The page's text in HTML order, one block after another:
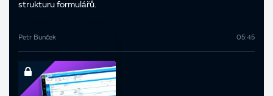
strukturu formulářů.
Petr Bunček 05:45